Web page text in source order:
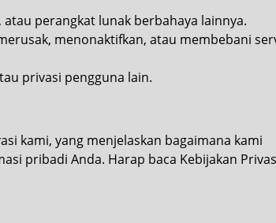
perangkat lunak berbahaya lainnya.
menonaktifkan, atau membebani
privasi pengguna lain.
kami, yang menjelaskan bagaimana kami
pribadi Anda. Harap baca Kebijakan